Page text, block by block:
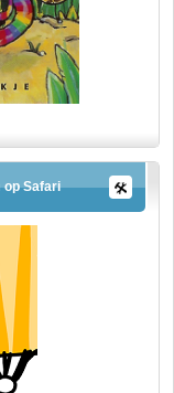
op Safari